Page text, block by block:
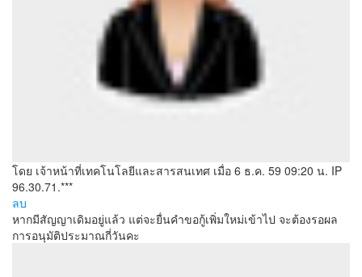
โดย เจ้าหน้าที่เทคโนโลยีและสารสนเทศ เมื่อ 6 ธ.ค. 59 09:20 น. IP
96.30.71.***
ลบ
หากมีสัญญาเดิมอยู่แล้ว แต่จะยื่นคำขอกู้เพิ่มใหม่เข้าไป จะต้องรอผล
การอนุมัติประมาณกี่วันคะ